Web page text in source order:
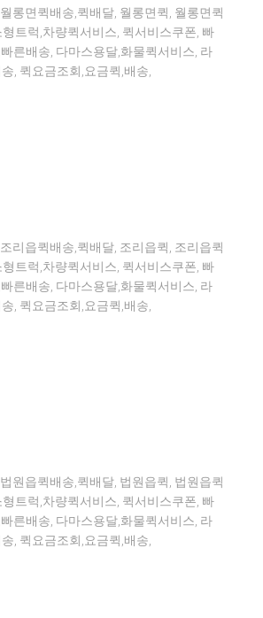
롱면퀵배송,퀵배달, 월롱면퀵, 월롱면퀵
트럭,차량퀵서비스, 퀵서비스쿠폰, 빠
른배송, 다마스용달,화물퀵서비스, 라
, 퀵요금조회,요금퀵,배송,
리읍퀵배송,퀵배달, 조리읍퀵, 조리읍퀵
트럭,차량퀵서비스, 퀵서비스쿠폰, 빠
른배송, 다마스용달,화물퀵서비스, 라
, 퀵요금조회,요금퀵,배송,
원읍퀵배송,퀵배달, 법원읍퀵, 법원읍퀵
트럭,차량퀵서비스, 퀵서비스쿠폰, 빠
른배송, 다마스용달,화물퀵서비스, 라
, 퀵요금조회,요금퀵,배송,